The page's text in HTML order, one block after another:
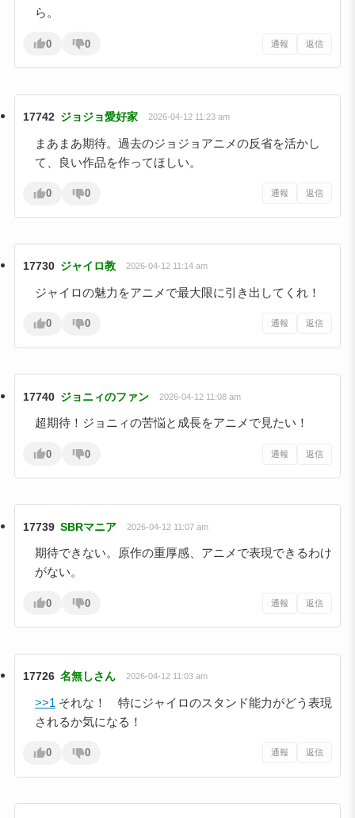
ら。
0 0 通報 返信
17742 ジョジョ愛好家 2026-04-12 11:23 am
まあまあ期待。過去のジョジョアニメの反省を活かし
て、良い作品を作ってほしい。
0 0 通報 返信
17730 ジャイロ教 2026-04-12 11:14 am
ジャイロの魅力をアニメで最大限に引き出してくれ！
0 0 通報 返信
17740 ジョニィのファン 2026-04-12 11:08 am
超期待！ジョニィの苦悩と成長をアニメで見たい！
0 0 通報 返信
17739 SBRマニア 2026-04-12 11:07 am
期待できない。原作の重厚感、アニメで表現できるわけ
がない。
0 0 通報 返信
17726 名無しさん 2026-04-12 11:03 am
>>1 それな！ 特にジャイロのスタンド能力がどう表現
されるか気になる！
0 0 通報 返信